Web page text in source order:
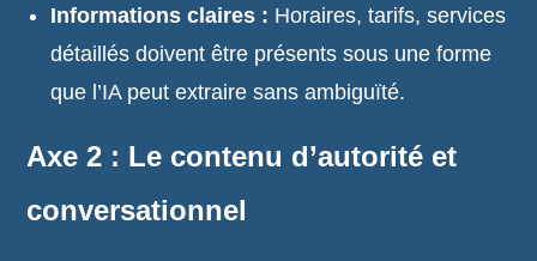
Informations claires : Horaires, tarifs, services
détaillés doivent être présents sous une forme
que l’IA peut extraire sans ambiguïté.
Axe 2 : Le contenu d’autorité et
conversationnel